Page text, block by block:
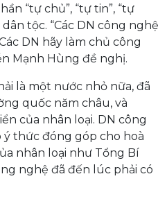
“tự chủ”, “tự tin”, “tự
dân tộc. “Các DN công nghệ
DN hãy làm chủ công
Mạnh Hùng đề nghị.
là một nước nhỏ nữa, đã
quốc năm châu, và
của nhân loại. DN công
ý thức đóng góp cho hoà
nhân loại như Tổng Bí
nghệ đã đến lúc phải có